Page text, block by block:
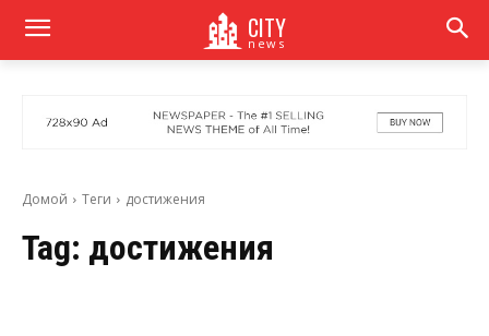
CITY
news
Домой Теги достижения
Tag: достижения